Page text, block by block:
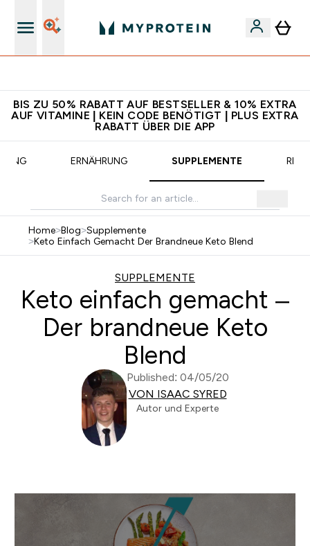
BIS ZU 50% RABATT AUF BESTSELLER & 10% EXTRA
AUF VITAMINE | KEIN CODE BENÖTIGT | PLUS EXTRA
RABATT ÜBER DIE APP
ERNÄHRUNG SUPPLEMENTE
Home>Blog>Supplemente
>Keto Einfach Gemacht Der Brandneue Keto Blend
SUPPLEMENTE
Keto einfach gemacht –
Der brandneue Keto
Blend
Published: 04/05/20
VON ISAAC SYRED
Autor und Experte